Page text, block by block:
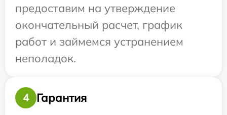
предоставим на утверждение
окончательный расчет, график
работ и займемся устранением
неполадок.
4
Гарантия